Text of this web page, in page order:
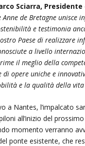
Sciarra, Presidente
Anne de Bretagne unisce
e testimonia
Paese di realizzare
a livello
il meglio della
di opere uniche e
e la qualità della
a Nantes, l’impalcato
all’inizio del
momento verranno
ponte esistente, che